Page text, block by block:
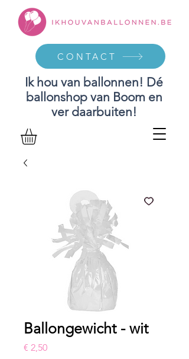
Ik hou van ballonnen! Dé
ballonshop van Boom en
ver daarbuiten!
CONTACT
Ballongewicht - wit
€ 2,50Prijs